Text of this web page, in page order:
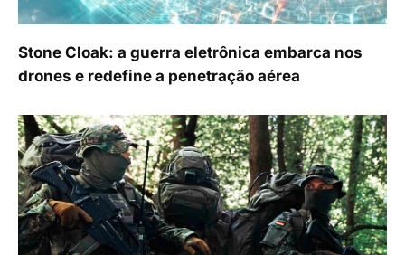
Stone Cloak: a guerra eletrônica embarca nos
drones e redefine a penetração aérea